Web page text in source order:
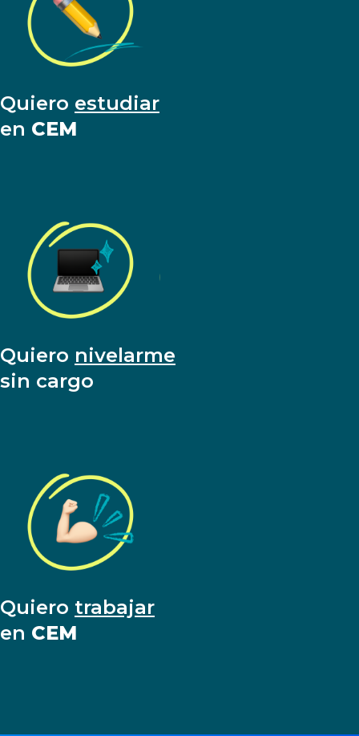
Quiero estudiar
en CEM
Quiero nivelarme
sin cargo
Quiero trabajar
en CEM